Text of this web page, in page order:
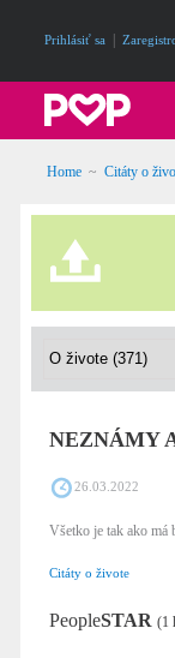
Prihlásiť sa
Home ~ Citáty o
NEZNÁMY
26.03.2022
Všetko je tak ako má
Citáty o živote
PeopleSTAR (1